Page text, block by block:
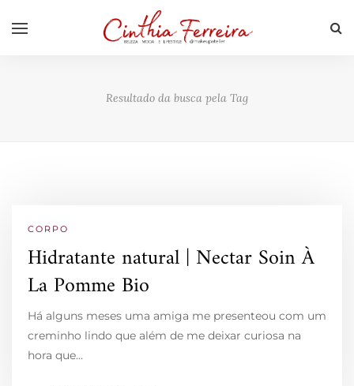
Resultado da busca pela Tag
CORPO
Hidratante natural | Nectar Soin À
La Pomme Bio
Há alguns meses uma amiga me presenteou com um
creminho lindo que além de me deixar curiosa na
hora que…